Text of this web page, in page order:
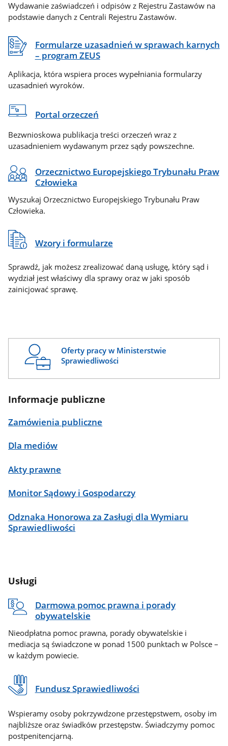
Wydawanie zaświadczeń i odpisów z Rejestru Zastawów na
podstawie danych z Centrali Rejestru Zastawów.
Formularze uzasadnień w sprawach karnych
– program ZEUS
Aplikacja, która wspiera proces wypełniania formularzy
uzasadnień wyroków.
Portal orzeczeń
Bezwnioskowa publikacja treści orzeczeń wraz z
uzasadnieniem wydawanym przez sądy powszechne.
Orzecznictwo Europejskiego Trybunału Praw
Człowieka
Wyszukaj Orzecznictwo Europejskiego Trybunału Praw
Człowieka.
Wzory i formularze
Sprawdź, jak możesz zrealizować daną usługę, który sąd i
wydział jest właściwy dla sprawy oraz w jaki sposób
zainicjować sprawę.
Oferty pracy w Ministerstwie
Sprawiedliwości
Informacje publiczne
Zamówienia publiczne
Dla mediów
Akty prawne
Monitor Sądowy i Gospodarczy
Odznaka Honorowa za Zasługi dla Wymiaru
Sprawiedliwości
Usługi
Darmowa pomoc prawna i porady
obywatelskie
Nieodpłatna pomoc prawna, porady obywatelskie i
mediacja są świadczone w ponad 1500 punktach w Polsce –
w każdym powiecie.
Fundusz Sprawiedliwości
Wspieramy osoby pokrzywdzone przestępstwem, osoby im
najbliższe oraz świadków przestępstw. Świadczymy pomoc
postpenitencjarną.